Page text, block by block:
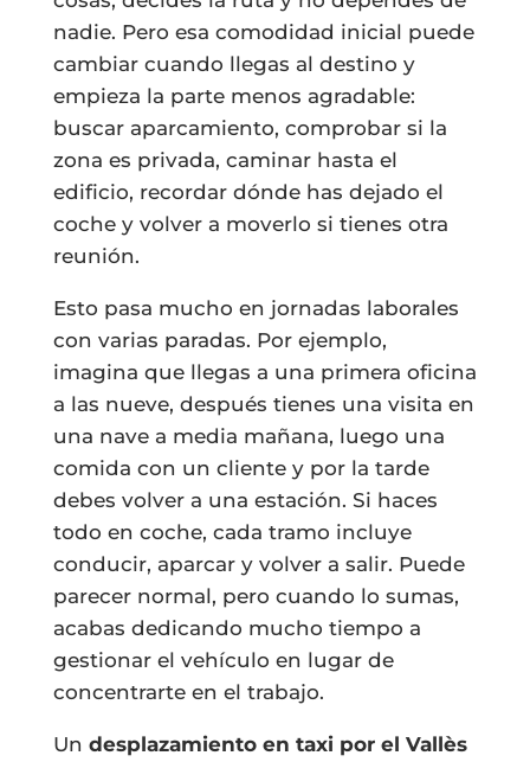
nadie. Pero esa comodidad inicial puede
cambiar cuando llegas al destino y
empieza la parte menos agradable:
buscar aparcamiento, comprobar si la
zona es privada, caminar hasta el
edificio, recordar dónde has dejado el
coche y volver a moverlo si tienes otra
reunión.
Esto pasa mucho en jornadas laborales
con varias paradas. Por ejemplo,
imagina que llegas a una primera oficina
a las nueve, después tienes una visita en
una nave a media mañana, luego una
comida con un cliente y por la tarde
debes volver a una estación. Si haces
todo en coche, cada tramo incluye
conducir, aparcar y volver a salir. Puede
parecer normal, pero cuando lo sumas,
acabas dedicando mucho tiempo a
gestionar el vehículo en lugar de
concentrarte en el trabajo.
Un desplazamiento en taxi por el Vallès